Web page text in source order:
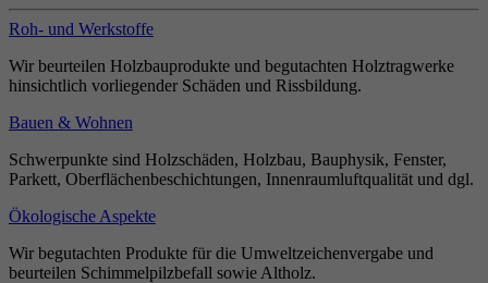
Roh- und Werkstoffe
Wir beurteilen Holzbauprodukte und begutachten Holztragwerke
hinsichtlich vorliegender Schäden und Rissbildung.
Bauen & Wohnen
Schwerpunkte sind Holzschäden, Holzbau, Bauphysik, Fenster,
Parkett, Oberflächenbeschichtungen, Innenraumluftqualität und dgl.
Ökologische Aspekte
Wir begutachten Produkte für die Umweltzeichenvergabe und
beurteilen Schimmelpilzbefall sowie Altholz.